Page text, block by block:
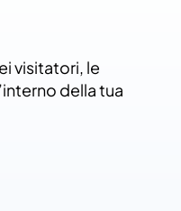
visitatori, le
della tua